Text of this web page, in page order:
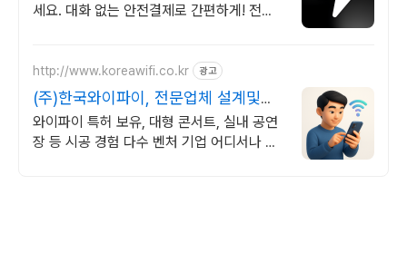
세요. 대화 없는 안전결제로 간편하게! 전국
http://www.koreawifi.co.kr 광고
(주)한국와이파이, 전문업체 설계및구
축
와이파이 특허 보유, 대형 콘서트, 실내 공연
장 등 시공 경험 다수 벤처 기업 어디서나 끊